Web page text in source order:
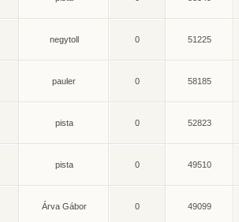
negytoll 0 51225
pauler 0 58185
pista 0 52823
pista 0 49510
Árva Gábor 0 49099